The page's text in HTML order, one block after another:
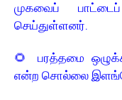
முகவைப்
செய்துள்ளனர்.
🌻 பரத்தமை
என்ற சொல்லை